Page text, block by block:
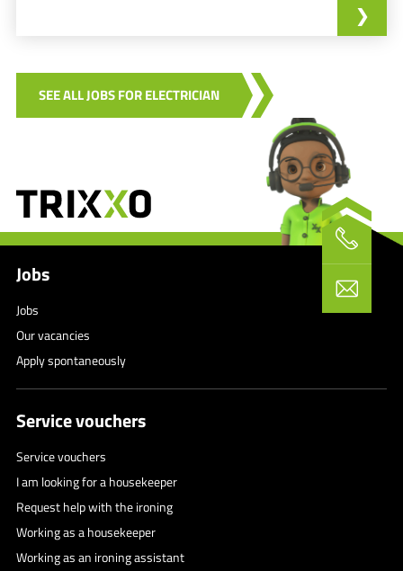
SEE ALL JOBS FOR ELECTRICIAN
Jobs
Jobs
Our vacancies
Apply spontaneously
Service vouchers
Service vouchers
I am looking for a housekeeper
Request help with the ironing
Working as a housekeeper
Working as an ironing assistant